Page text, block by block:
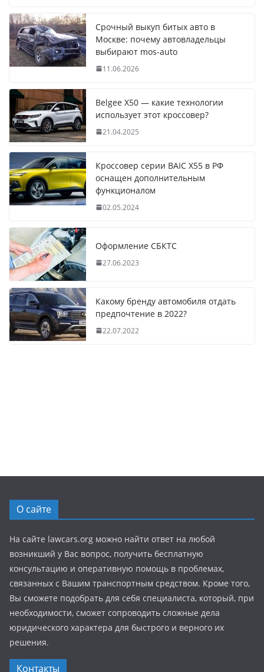
Срочный выкуп битых авто в
Москве: почему автовладельцы
выбирают mos-auto
11.06.2026
Belgee X50 — какие технологии
использует этот кроссовер?
21.04.2025
Кроссовер серии BAIC X55 в РФ
оснащен дополнительным
функционалом
02.05.2024
Оформление СБКТС
27.06.2023
Какому бренду автомобиля отдать
предпочтение в 2022?
22.07.2022
О сайте
На сайте lawcars.org можно найти ответ на любой
возникший у Вас вопрос, получить бесплатную
консультацию и оперативную помощь в проблемах,
связанных с Вашим транспортным средством. Кроме того,
Вы сможете подобрать для себя специалиста, который, при
необходимости, сможет сопроводить сложные дела
юридического характера для быстрого и верного их
решения.
Контакты